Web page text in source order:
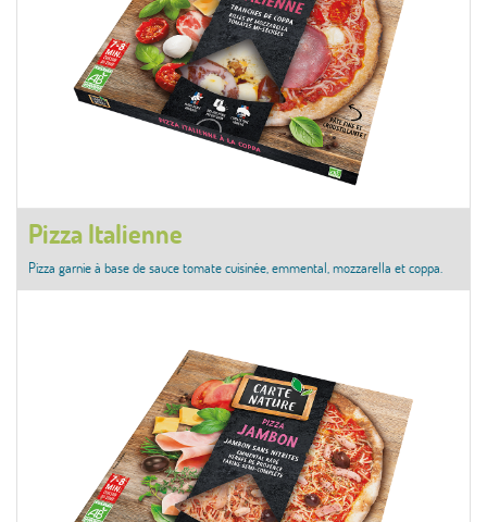
Pizza Italienne
Pizza garnie à base de sauce tomate cuisinée, emmental, mozzarella et coppa.